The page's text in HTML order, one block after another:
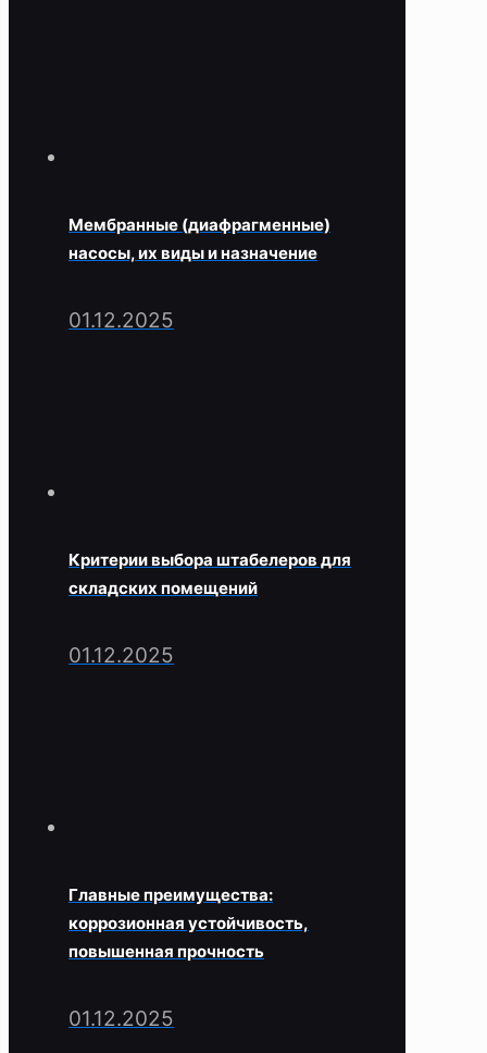
Мембранные (диафрагменные)
насосы, их виды и назначение
01.12.2025
Критерии выбора штабелеров для
складских помещений
01.12.2025
Главные преимущества:
коррозионная устойчивость,
повышенная прочность
01.12.2025